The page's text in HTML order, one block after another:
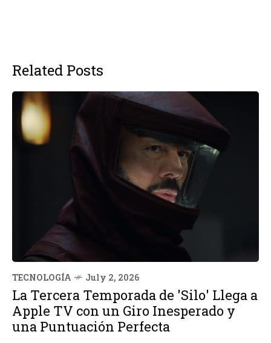
Related Posts
TECNOLOGÍA July 2, 2026
La Tercera Temporada de 'Silo' Llega a
Apple TV con un Giro Inesperado y
una Puntuación Perfecta